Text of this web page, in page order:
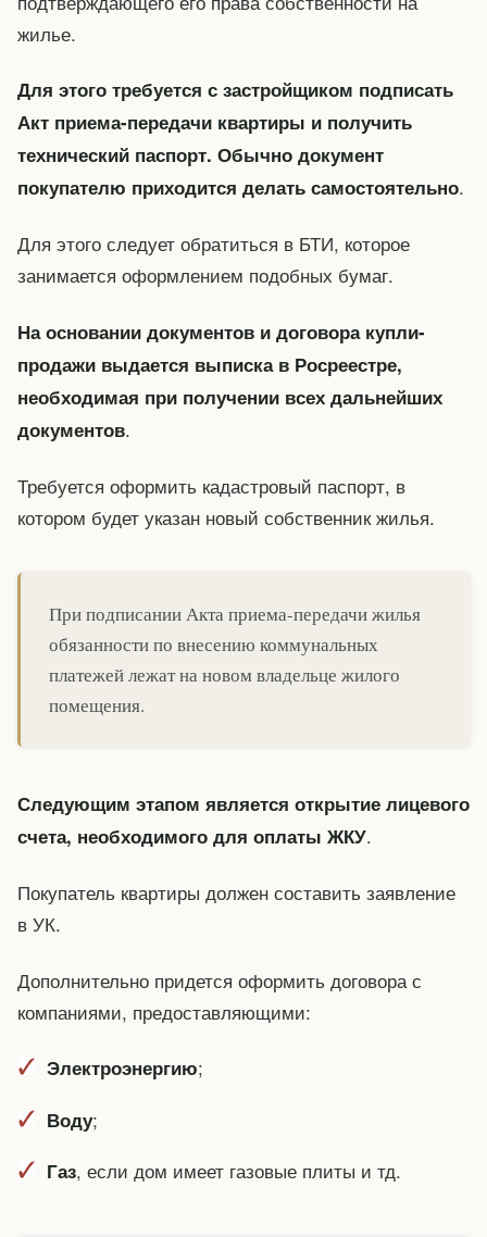
жилье.
Для этого требуется с застройщиком подписать
Акт приема-передачи квартиры и получить
технический паспорт. Обычно документ
покупателю приходится делать самостоятельно.
Для этого следует обратиться в БТИ, которое
занимается оформлением подобных бумаг.
На основании документов и договора купли-
продажи выдается выписка в Росреестре,
необходимая при получении всех дальнейших
документов.
Требуется оформить кадастровый паспорт, в
котором будет указан новый собственник жилья.
При подписании Акта приема-передачи жилья
обязанности по внесению коммунальных
платежей лежат на новом владельце жилого
помещения.
Следующим этапом является открытие лицевого
счета, необходимого для оплаты ЖКУ.
Покупатель квартиры должен составить заявление
в УК.
Дополнительно придется оформить договора с
компаниями, предоставляющими:
Электроэнергию;
Воду;
Газ, если дом имеет газовые плиты и тд.